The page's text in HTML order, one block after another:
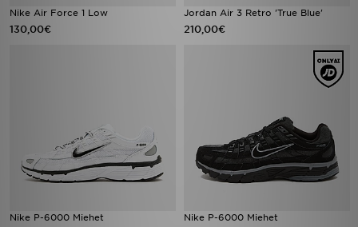
Nike Air Force 1 Low
130,00€
Jordan Air 3 Retro 'True Blue'
210,00€
Nike P-6000 Miehet Nike P-6000 Miehet